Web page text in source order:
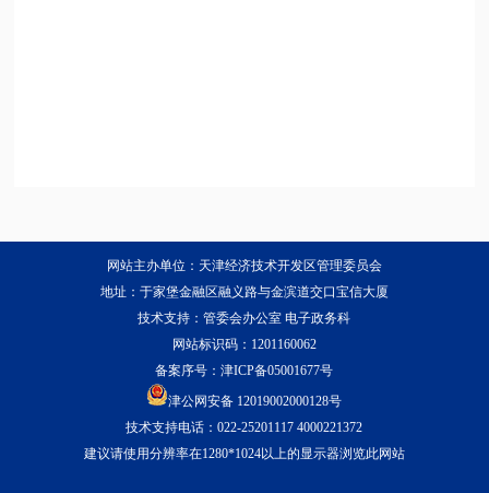
网站主办单位：天津经济技术开发区管理委员会
地址：于家堡金融区融义路与金滨道交口宝信大厦
技术支持：管委会办公室 电子政务科
网站标识码：1201160062
备案序号：津ICP备05001677号
津公网安备 12019002000128号
技术支持电话：022-25201117 4000221372
建议请使用分辨率在1280*1024以上的显示器浏览此网站